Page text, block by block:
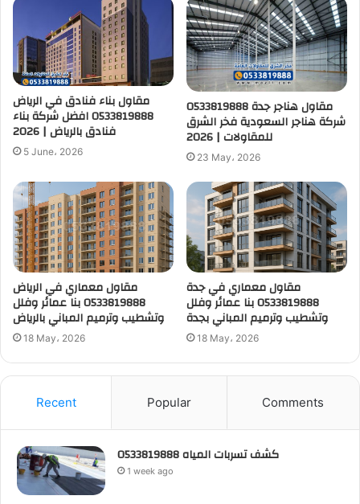
مقاول بناء فنادق في الرياض
0533819888 افضل شركة بناء
فنادق بالرياض | 2026
5 June، 2026
مقاول هناجر جدة 0533819888
شركة هناجر السعودية فخر الشرق
للمقاولات | 2026
23 May، 2026
مقاول معماري في الرياض
0533819888 بنا عمائر وفلل
وتشطيب وترميم المباني بالرياض
18 May، 2026
مقاول معماري في جدة
0533819888 بنا عمائر وفلل
وتشطيب وترميم المباني بجدة
18 May، 2026
Recent Popular Comments
كشف تسربات المياه 0533819888
1 week ago